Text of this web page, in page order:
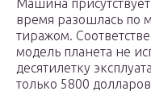
Машина
время разошлась по
тиражом.
модель планета не
десятилетку
только 5800